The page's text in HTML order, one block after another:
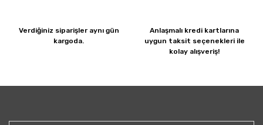
Verdiğiniz siparişler aynı gün
kargoda.
Anlaşmalı kredi kartlarına
uygun taksit seçenekleri ile
kolay alışveriş!